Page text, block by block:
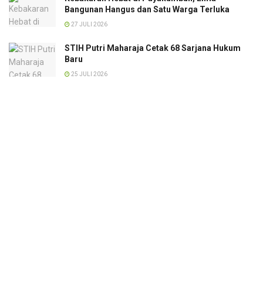
Bangunan Hangus dan Satu Warga Terluka
27 JULI 2026
STIH Putri Maharaja Cetak 68 Sarjana Hukum
Baru
25 JULI 2026